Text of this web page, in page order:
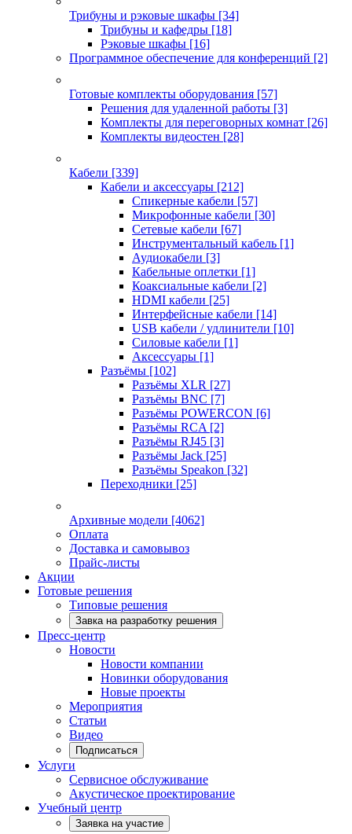
Трибуны и рэковые шкафы [34]
Трибуны и кафедры [18]
Рэковые шкафы [16]
Программное обеспечение для конференций [2]
Готовые комплекты оборудования [57]
Решения для удаленной работы [3]
Комплекты для переговорных комнат [26]
Комплекты видеостен [28]
Кабели [339]
Кабели и аксессуары [212]
Спикерные кабели [57]
Микрофонные кабели [30]
Сетевые кабели [67]
Инструментальный кабель [1]
Аудиокабели [3]
Кабельные оплетки [1]
Коаксиальные кабели [2]
HDMI кабели [25]
Интерфейсные кабели [14]
USB кабели / удлинители [10]
Силовые кабели [1]
Аксессуары [1]
Разъёмы [102]
Разъёмы XLR [27]
Разъёмы BNC [7]
Разъёмы POWERCON [6]
Разъёмы RCA [2]
Разъёмы RJ45 [3]
Разъёмы Jack [25]
Разъёмы Speakon [32]
Переходники [25]
Архивные модели [4062]
Оплата
Доставка и самовывоз
Прайс-листы
Акции
Готовые решения
Типовые решения
Завка на разработку решения
Пресс-центр
Новости
Новости компании
Новинки оборудования
Новые проекты
Мероприятия
Статьи
Видео
Подписаться
Услуги
Сервисное обслуживание
Акустическое проектирование
Учебный центр
Заявка на участие